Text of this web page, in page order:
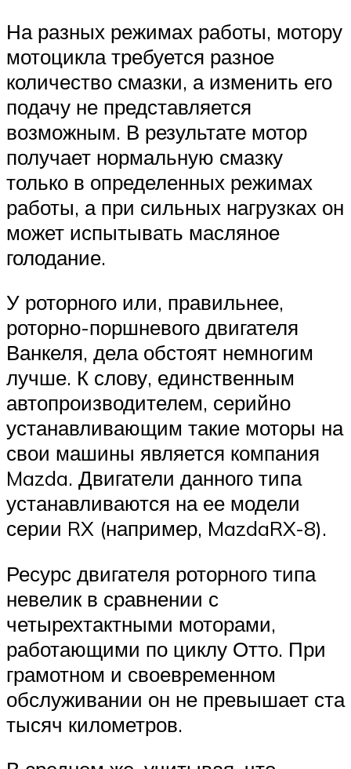
На разных режимах работы, мотору
мотоцикла требуется разное
количество смазки, а изменить его
подачу не представляется
возможным. В результате мотор
получает нормальную смазку
только в определенных режимах
работы, а при сильных нагрузках он
может испытывать масляное
голодание.
У роторного или, правильнее,
роторно-поршневого двигателя
Ванкеля, дела обстоят немногим
лучше. К слову, единственным
автопроизводителем, серийно
устанавливающим такие моторы на
свои машины является компания
Mazda. Двигатели данного типа
устанавливаются на ее модели
серии RX (например, MazdaRX-8).
Ресурс двигателя роторного типа
невелик в сравнении с
четырехтактными моторами,
работающими по циклу Отто. При
грамотном и своевременном
обслуживании он не превышает ста
тысяч километров.